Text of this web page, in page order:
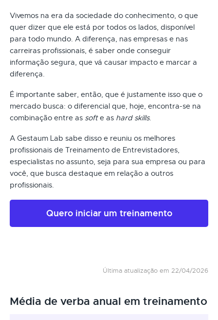
Vivemos na era da sociedade do conhecimento, o que
quer dizer que ele está por todos os lados, disponível
para todo mundo. A diferença, nas empresas e nas
carreiras profissionais, é saber onde conseguir
informação segura, que vá causar impacto e marcar a
diferença.
É importante saber, então, que é justamente isso que o
mercado busca: o diferencial que, hoje, encontra-se na
combinação entre as softe as hard skills.
A Gestaum Lab sabe disso e reuniu os melhores
profissionais de Treinamento de Entrevistadores,
especialistas no assunto, seja para sua empresa ou para
você, que busca destaque em relação a outros
profissionais.
Quero iniciar um treinamento
Última atualização em 22/04/2026
Média de verba anual em treinamento